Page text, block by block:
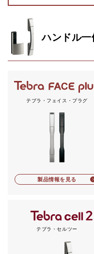
ハンドル
テブラ・フェイス・プラグ
製品情報を見る
テブラ・セルツー